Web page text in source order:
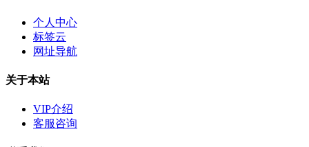
个人中心
标签云
网址导航
关于本站
VIP介绍
客服咨询